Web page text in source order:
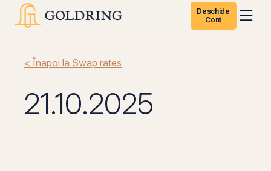
Deschide
Cont
< Înapoi la Swap rates
21.10.2025